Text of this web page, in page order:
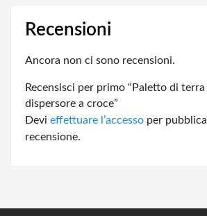
Recensioni
Ancora non ci sono recensioni.
Recensisci per primo “Paletto di
dispersore a croce”
Devi effettuare l’accesso per
recensione.